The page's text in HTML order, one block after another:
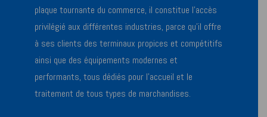
plaque tournante du commerce, il constitue l’accès
privilégié aux différentes industries, parce qu’il offre
à ses clients des terminaux propices et compétitifs
ainsi que des équipements modernes et
performants, tous dédiés pour l’accueil et le
traitement de tous types de marchandises.